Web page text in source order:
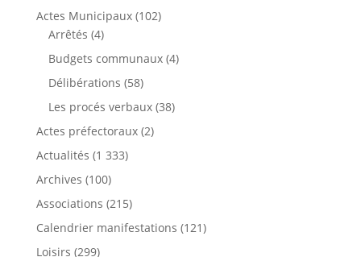
Actes Municipaux(102)
Arrêtés (4)
Budgets communaux(4)
Délibérations (58)
Les procés verbaux(38)
Actes préfectoraux(2)
Actualités (1 333)
Archives (100)
Associations (215)
Calendrier manifestations (121)
Loisirs (299)